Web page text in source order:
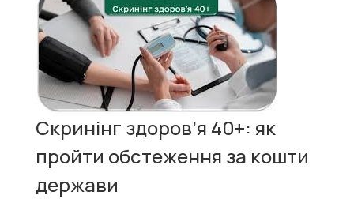
Скринінг здоров’я 40+: як
пройти обстеження за кошти
держави